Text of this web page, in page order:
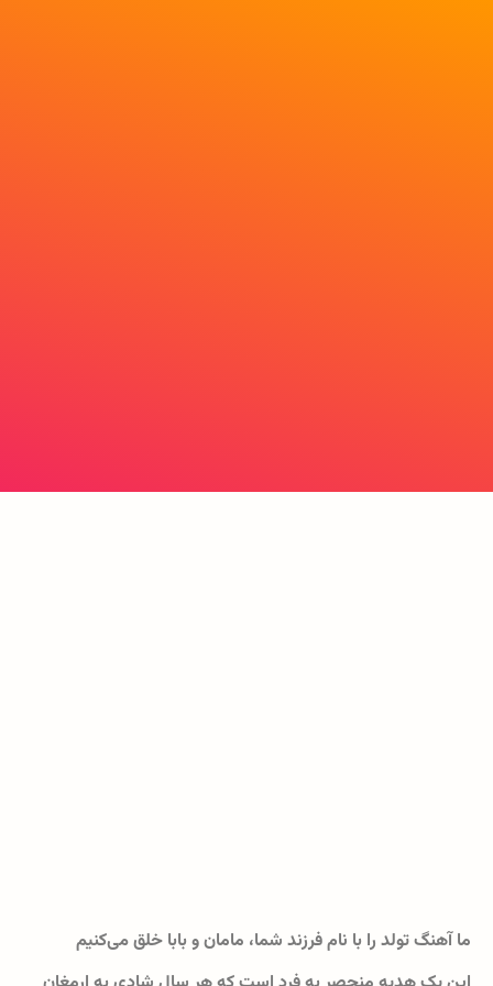
ما آهنگ تولد را با نام فرزند شما، مامان و بابا خلق می‌کنیم